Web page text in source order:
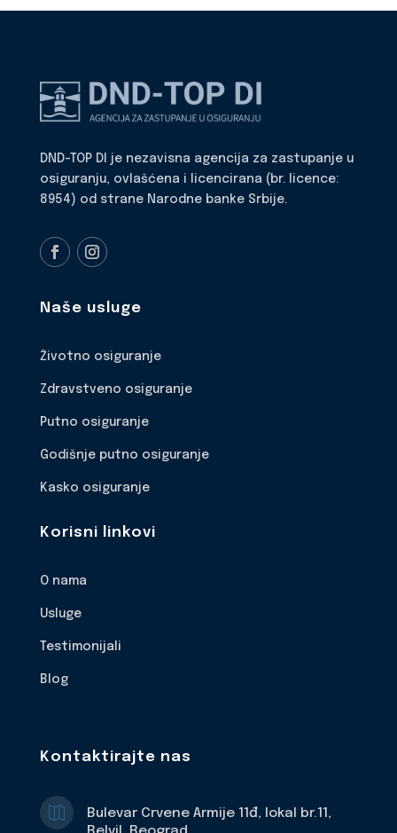
DND-TOP DI je nezavisna agencija za zastupanje u
osiguranju, ovlašćena i licencirana (br. licence:
8954) od strane Narodne banke Srbije.
Naše usluge
Životno osiguranje
Zdravstveno osiguranje
Putno osiguranje
Godišnje putno osiguranje
Kasko osiguranje
Korisni linkovi
O nama
Usluge
Testimonijali
Blog
Kontaktirajte nas
Bulevar Crvene Armije 11đ, lokal br.11,